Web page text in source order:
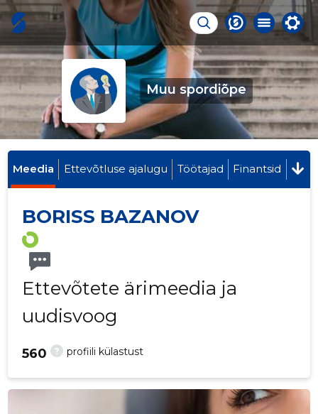
Muu spordiõpe
Meedia Ettevõtluse ajalugu Töötajad Finantsid
BORISS BAZANOV
Ettevõtete ärimeedia ja
uudisvoog
? profiili külastust
560